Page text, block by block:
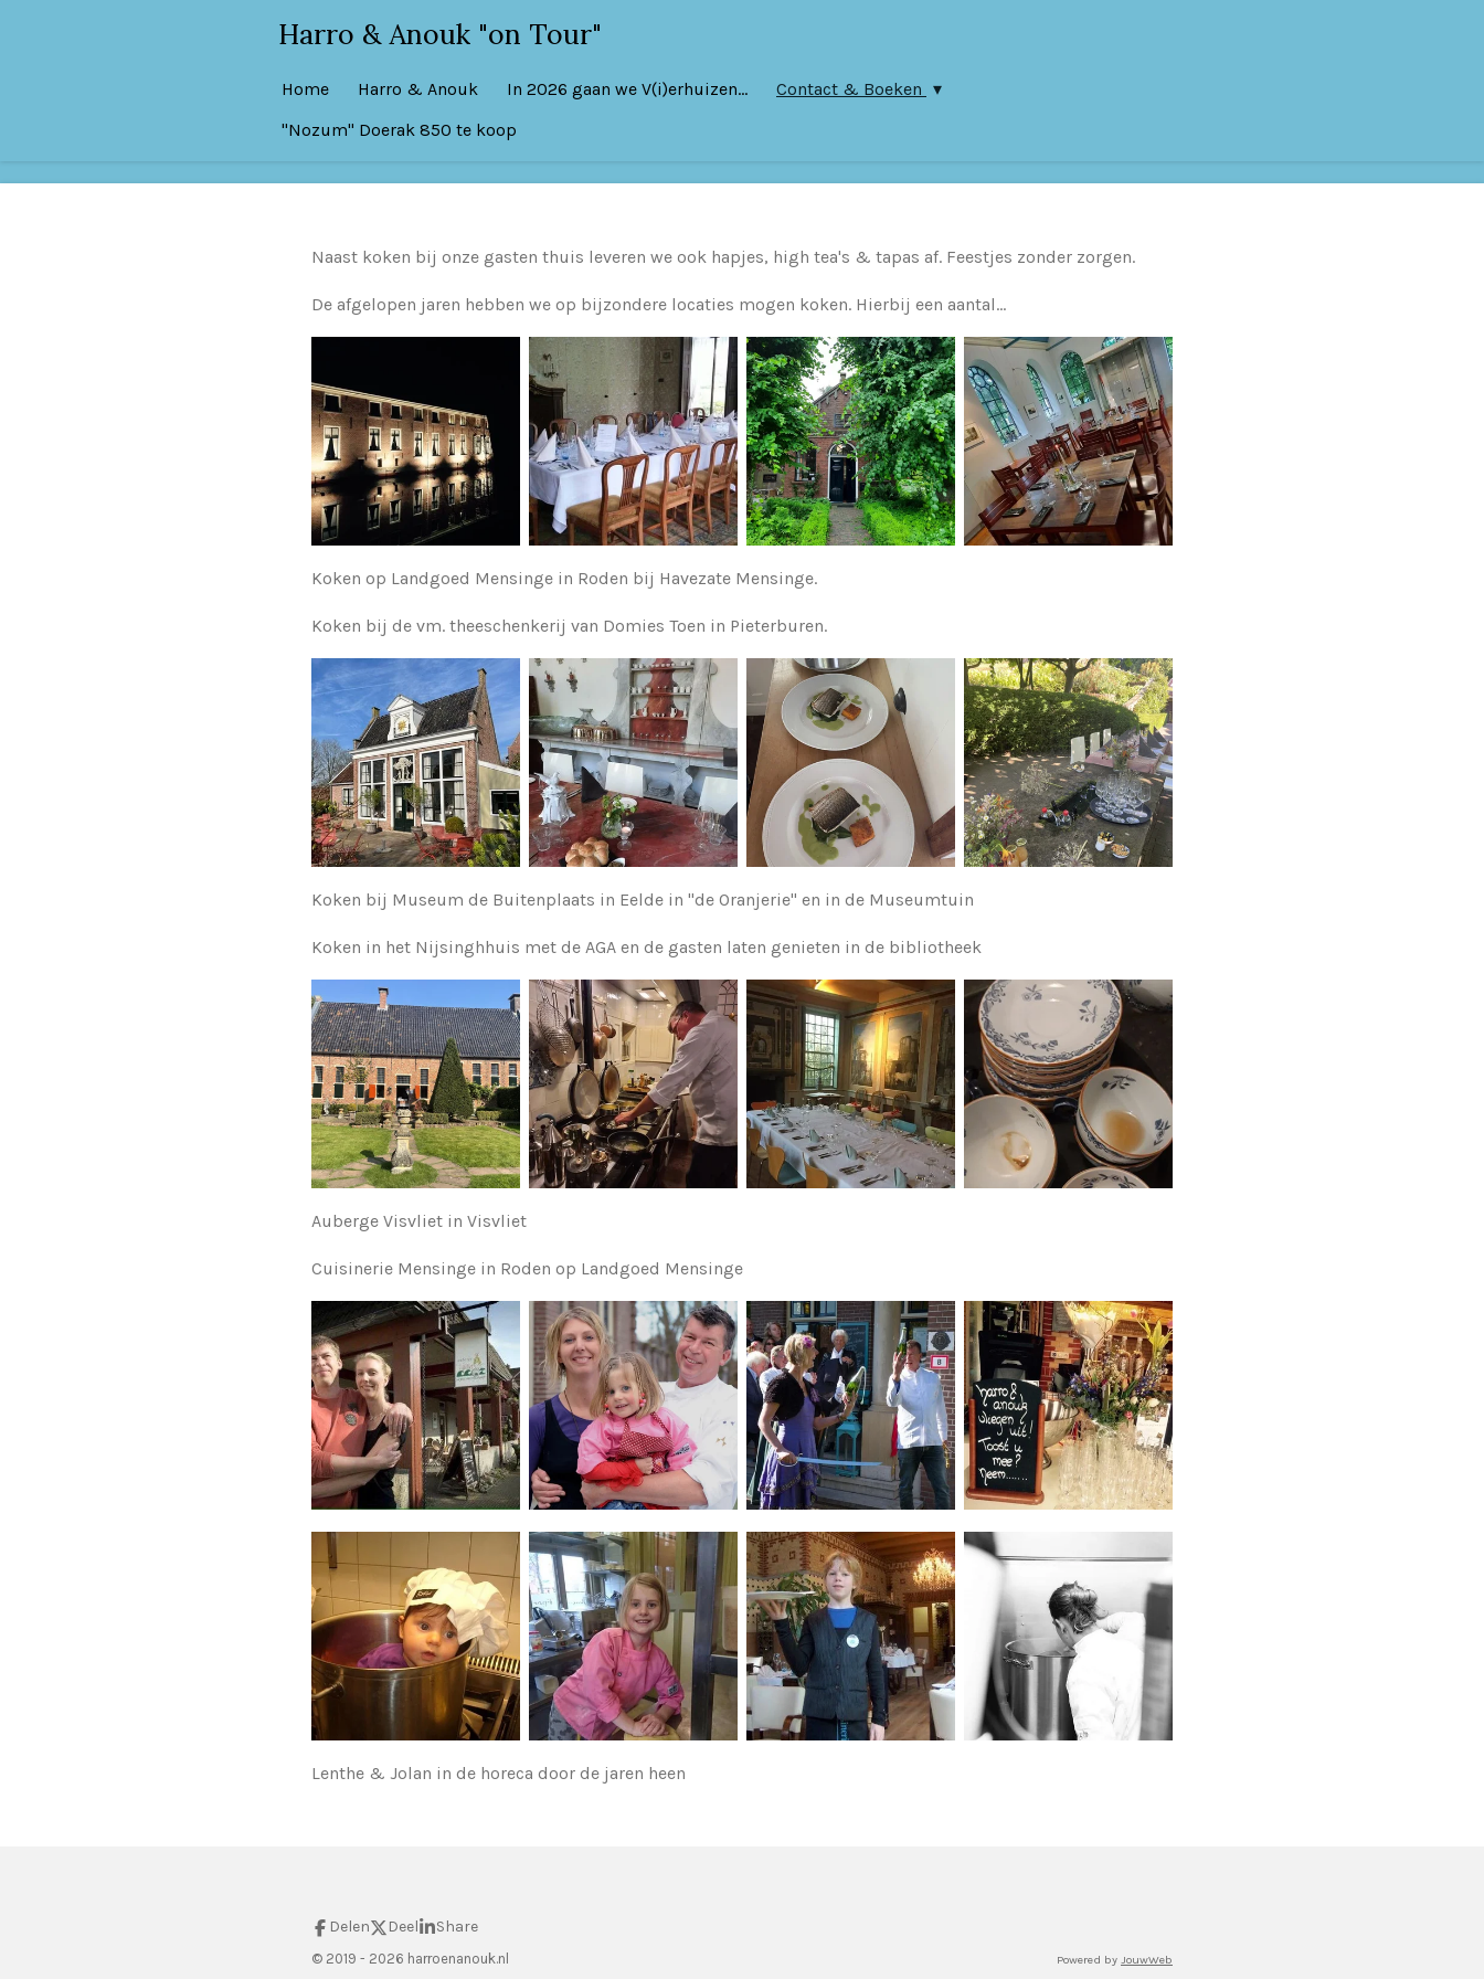
Harro & Anouk "on Tour"
Home Harro & Anouk In 2026 gaan we V(i)erhuizen...
Contact & Boeken
"Nozum" Doerak 850 te koop
Naast koken bij onze gasten thuis leveren we ook hapjes, high tea's & tapas af. Feestjes zonder zorgen.
De afgelopen jaren hebben we op bijzondere locaties mogen koken. Hierbij een aantal...
Koken op Landgoed Mensinge in Roden bij Havezate Mensinge.
Koken bij de vm. theeschenkerij van Domies Toen in Pieterburen.
Koken bij Museum de Buitenplaats in Eelde in "de Oranjerie" en in de Museumtuin
Koken in het Nijsinghhuis met de AGA en de gasten laten genieten in de bibliotheek
Auberge Visvliet in Visvliet
Cuisinerie Mensinge in Roden op Landgoed Mensinge
Lenthe & Jolan in de horeca door de jaren heen
Delen Deel Share
© 2019 - 2026 harroenanouk.nl Powered by JouwWeb